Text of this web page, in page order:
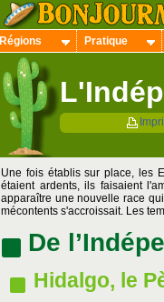
Régions Pratique
Une fois établis sur place, les
étaient ardents, ils faisaient
apparaître une nouvelle race
mécontents s'accroissait. Les
De
Hidalgo, le